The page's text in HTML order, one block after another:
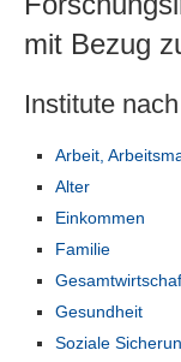
mit Bezug
Institute
Arbeit,
Alter
Einkommen
Familie
Gesundheit
Soziale